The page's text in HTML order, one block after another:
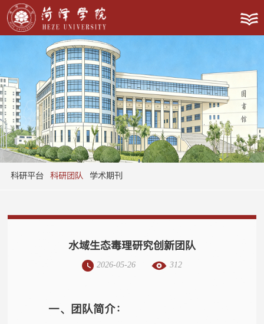
科研平台 科研团队 学术期刊
水域生态毒理研究创新团队
2026-05-26 312
一、团队简介：